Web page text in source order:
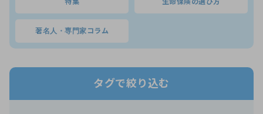
著名人・専門家コラム
タグで絞り込む